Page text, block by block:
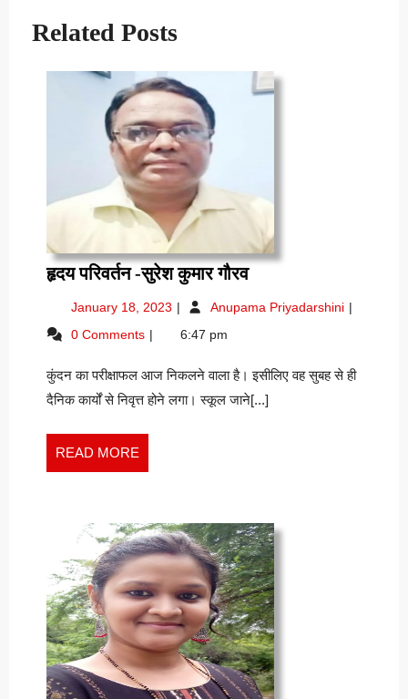
Related Posts
हृदय परिवर्तन -सुरेश कुमार गौरवहृदय
-सुरेश
January 18, 2023 January
2023
Anupama Priyadarshini हृदय
गौरव
0 Comments 6:47 pm
कुंदन का परीक्षाफल आज निकलने वाला है। इसीलिए वह सुबह से ही
दैनिक कार्यों से निवृत्त होने लगा। स्कूल जाने[...]
READ MORE
MORE